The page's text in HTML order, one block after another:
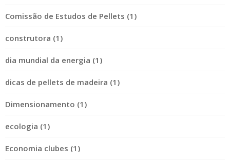
Comissão de Estudos de Pellets (1)
construtora (1)
dia mundial da energia (1)
dicas de pellets de madeira (1)
Dimensionamento (1)
ecologia (1)
Economia clubes (1)